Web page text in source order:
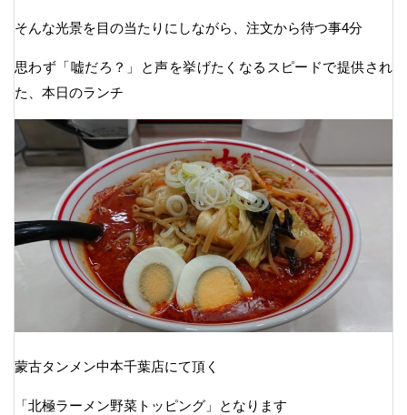
そんな光景を目の当たりにしながら、注文から待つ事4分
思わず「嘘だろ？」と声を挙げたくなるスピードで提供され
た、本日のランチ
蒙古タンメン中本千葉店にて頂く
「北極ラーメン野菜トッピング」となります